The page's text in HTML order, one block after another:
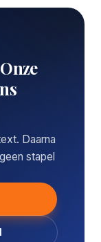
Daarna
stapel